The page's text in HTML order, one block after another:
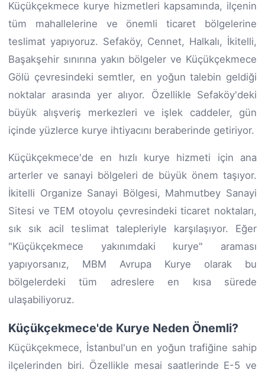
Küçükçekmece kurye hizmetleri kapsamında, ilçenin
tüm mahallelerine ve önemli ticaret bölgelerine
teslimat yapıyoruz. Sefaköy, Cennet, Halkalı, İkitelli,
Başakşehir sınırına yakın bölgeler ve Küçükçekmece
Gölü çevresindeki semtler, en yoğun talebin geldiği
noktalar arasında yer alıyor. Özellikle Sefaköy'deki
büyük alışveriş merkezleri ve işlek caddeler, gün
içinde yüzlerce kurye ihtiyacını beraberinde getiriyor.
Küçükçekmece'de en hızlı kurye hizmeti için ana
arterler ve sanayi bölgeleri de büyük önem taşıyor.
İkitelli Organize Sanayi Bölgesi, Mahmutbey Sanayi
Sitesi ve TEM otoyolu çevresindeki ticaret noktaları,
sık sık acil teslimat talepleriyle karşılaşıyor. Eğer
"Küçükçekmece yakınımdaki kurye" araması
yapıyorsanız, MBM Avrupa Kurye olarak bu
bölgelerdeki tüm adreslere en kısa sürede
ulaşabiliyoruz.
Küçükçekmece'de Kurye Neden Önemli?
Küçükçekmece, İstanbul'un en yoğun trafiğine sahip
ilçelerinden biri. Özellikle mesai saatlerinde E-5 ve